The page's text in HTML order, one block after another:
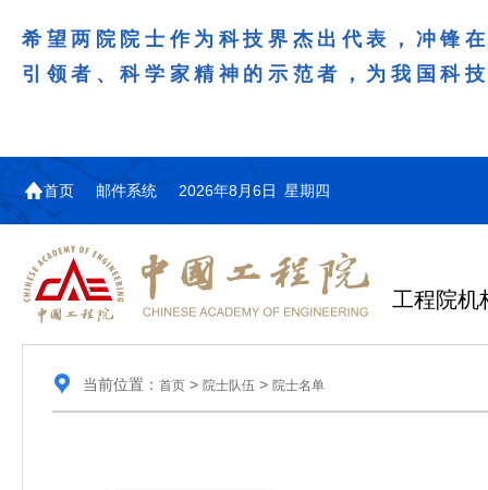
希望两院院士作为科技界杰出代表，冲锋
引领者、科学家精神的示范者，为我国科
首页 邮件系统 2026年8月6日 星期四
工程院机
当前位置： 首页> 院士队伍 > 院士名单